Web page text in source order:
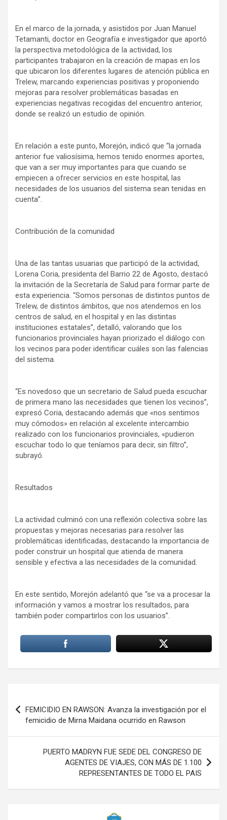
En el marco de la jornada, y asistidos por Juan Manuel
Tetamanti, doctor en Geografía e investigador que aportó
la perspectiva metodológica de la actividad, los
participantes trabajaron en la creación de mapas en los
que ubicaron los diferentes lugares de atención pública en
Trelew, marcando experiencias positivas y proponiendo
mejoras para resolver problemáticas basadas en
experiencias negativas recogidas del encuentro anterior,
donde se realizó un estudio de opinión.
En relación a este punto, Morejón, indicó que “la jornada
anterior fue valiosísima, hemos tenido enormes aportes,
que van a ser muy importantes para que cuando se
empiecen a ofrecer servicios en este hospital, las
necesidades de los usuarios del sistema sean tenidas en
cuenta”.
Contribución de la comunidad
Una de las tantas usuarias que participó de la actividad,
Lorena Coria, presidenta del Barrio 22 de Agosto, destacó
la invitación de la Secretaría de Salud para formar parte de
esta experiencia. “Somos personas de distintos puntos de
Trelew, de distintos ámbitos, que nos atendemos en los
centros de salud, en el hospital y en las distintas
instituciones estatales”, detalló, valorando que los
funcionarios provinciales hayan priorizado el diálogo con
los vecinos para poder identificar cuáles son las falencias
del sistema.
“Es novedoso que un secretario de Salud pueda escuchar
de primera mano las necesidades que tienen los vecinos”,
expresó Coria, destacando además que «nos sentimos
muy cómodos» en relación al excelente intercambio
realizado con los funcionarios provinciales, «pudieron
escuchar todo lo que teníamos para decir, sin filtro”,
subrayó.
Resultados
La actividad culminó con una reflexión colectiva sobre las
propuestas y mejoras necesarias para resolver las
problemáticas identificadas, destacando la importancia de
poder construir un hospital que atienda de manera
sensible y efectiva a las necesidades de la comunidad.
En este sentido, Morejón adelantó que “se va a procesar la
información y vamos a mostrar los resultados, para
también poder compartirlos con los usuarios”.
de
entradas
FEMICIDIO EN RAWSON: Avanza la investigación por el
femicidio de Mirna Maidana ocurrido en Rawson
PUERTO MADRYN FUE SEDE DEL CONGRESO DE
AGENTES DE VIAJES, CON MÁS DE 1.100
REPRESENTANTES DE TODO EL PAIS